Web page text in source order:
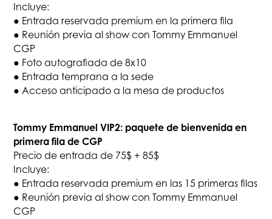
Incluye:
● Entrada reservada premium en la primera fila
● Reunión previa al show con Tommy Emmanuel
CGP
● Foto autografiada de 8x10
● Entrada temprana a la sede
● Acceso anticipado a la mesa de productos
Tommy Emmanuel VIP2: paquete de bienvenida en
primera fila de CGP
Precio de entrada de 75$ + 85$
Incluye:
● Entrada reservada premium en las 15 primeras filas
● Reunión previa al show con Tommy Emmanuel
CGP